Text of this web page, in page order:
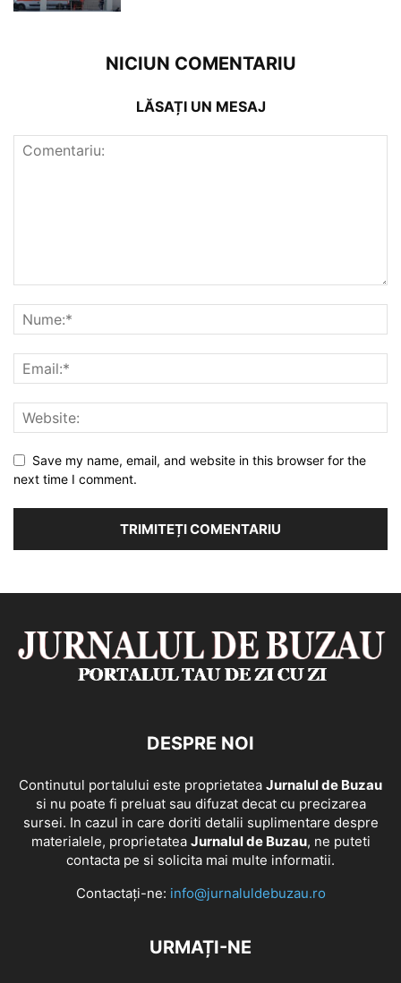
NICIUN COMENTARIU
LĂSAȚI UN MESAJ
Save my name, email, and website in this browser for the
next time I comment.
DESPRE NOI
Continutul portalului este proprietatea Jurnalul de Buzau
si nu poate fi preluat sau difuzat decat cu precizarea
sursei. In cazul in care doriti detalii suplimentare despre
materialele, proprietatea Jurnalul de Buzau, ne puteti
contacta pe si solicita mai multe informatii.
Contactați-ne: info@jurnaluldebuzau.ro
URMAȚI-NE